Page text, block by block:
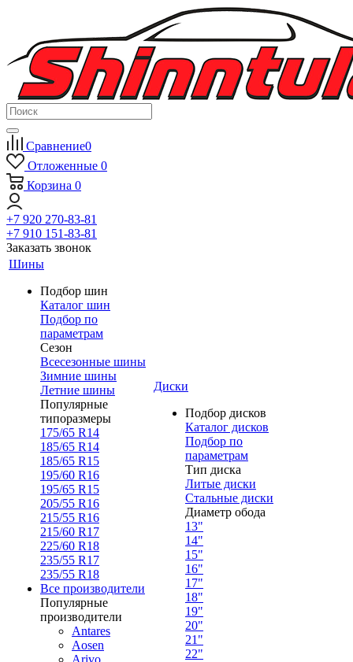
Сравнение0
Отложенные 0
Корзина 0
+7 920 270-83-81
+7 910 151-83-81
Заказать звонок
Шины
Подбор шин
Каталог шин
Подбор по
параметрам
Сезон
Всесезонные шины
Зимние шины
Летние шины
Популярные
типоразмеры
175/65 R14
185/65 R14
185/65 R15
195/60 R16
195/65 R15
205/55 R16
215/55 R16
215/60 R17
225/60 R18
235/55 R17
235/55 R18
Все производители
Популярные
производители
Antares
Aosen
Arivo
Диски
Подбор дисков
Каталог дисков
Подбор по
параметрам
Тип диска
Литые диски
Стальные диски
Диаметр обода
13"
14"
15"
16"
17"
18"
19"
20"
21"
22"